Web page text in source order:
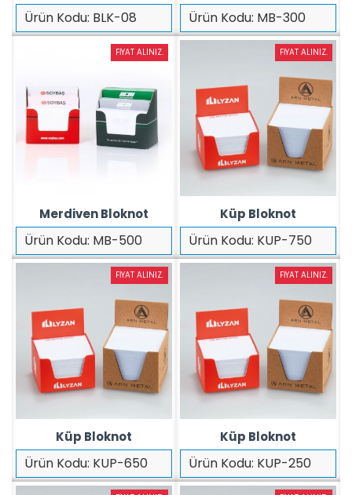
Ürün Kodu: BLK-08 Ürün Kodu: MB-300
FIYAT ALINIZ.
Ürün Kodu: MB-500
Merdiven Bloknot
FIYAT ALINIZ.
Ürün Kodu: KUP-750
Küp Bloknot
FIYAT ALINIZ.
Ürün Kodu: KUP-650
Küp Bloknot
FIYAT ALINIZ.
Ürün Kodu: KUP-250
Küp Bloknot